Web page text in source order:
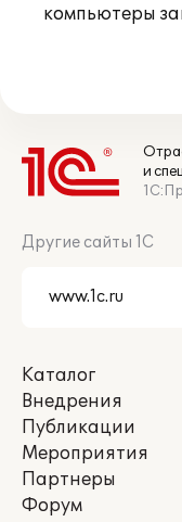
компьютеры
и
Другие сайты 1С
Каталог
Внедрения
Публикации
Мероприятия
Партнеры
Форум